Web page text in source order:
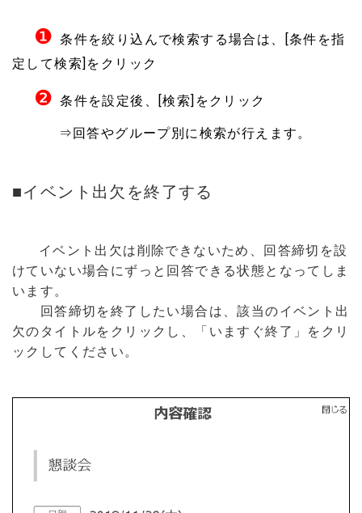
❶条件を絞り込んで検索する場合は、[条件を指
定して検索]をクリック
❷条件を設定後、[検索]をクリック
⇒回答やグループ別に検索が行えます。
■イベント出欠を終了する
イベント出欠は削除できないため、回答締切を設
けていない場合にずっと回答できる状態となってしま
います。
回答締切を終了したい場合は、該当のイベント出
欠のタイトルをクリックし、「いますぐ終了」をクリ
ックしてください。